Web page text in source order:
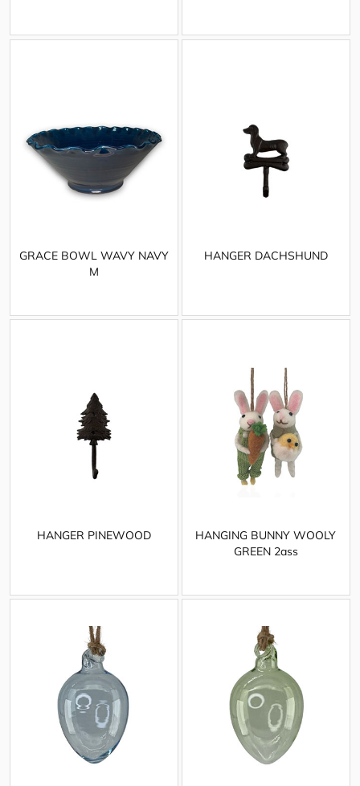
GRACE BOWL WAVY NAVY
M
HANGER DACHSHUND
HANGER PINEWOOD
HANGING BUNNY WOOLY
GREEN 2ass